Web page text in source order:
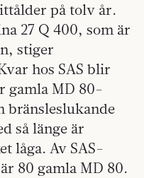
på tolv år.
27 Q 400, som är
stiger
hos SAS blir
gamla MD 80-
bränsleslukande
så länge är
låga. Av SAS-
80 gamla MD 80.